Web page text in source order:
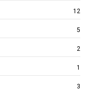
12
5
2
1
3